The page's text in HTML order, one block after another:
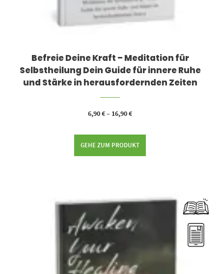
Befreie Deine Kraft – Meditation für
Selbstheilung Dein Guide für innere Ruhe
und Stärke in herausfordernden Zeiten
6,90€– 16,90€
GEHE ZUM PRODUKT